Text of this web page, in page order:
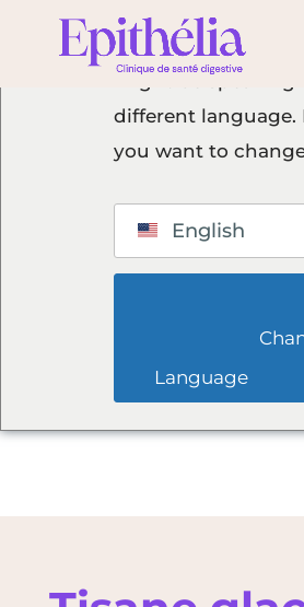
We've detected you
might be speaking a
different language.
you want to
English